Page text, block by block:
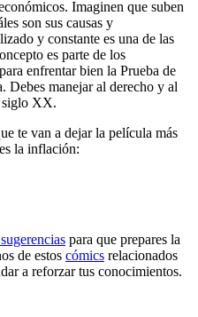
Imaginen que suben
son sus causas y
y constante es una de las
es parte de los
enfrentar bien la Prueba de
Debes manejar al derecho y al
siglo XX.
te van a dejar la película más
la inflación:
para que prepares la
de estos cómics relacionados
a reforzar tus conocimientos.